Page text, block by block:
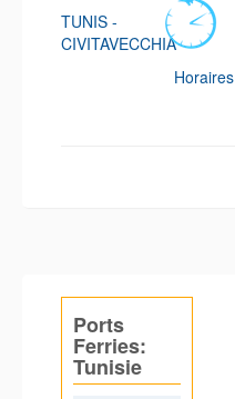
TUNIS -
CIVITAVECCHIA
Horaires
Ports
Ferries:
Tunisie